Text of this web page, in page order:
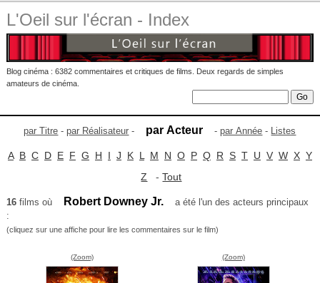
L'Oeil sur l'écran - Index
Blog cinéma : 6382 commentaires et critiques de films. Deux regards de simples
amateurs de cinéma.
par Titre -par Réalisateur - par Acteur -par Année - Listes
A B C D E F G H I J K L M N O P Q R S T U V W X Y
Z -Tout
16films où Robert Downey Jr.
a été l'un des acteurs principaux
:
(cliquez sur une affiche pour lire les commentaires sur le film)
(Zoom) (Zoom)